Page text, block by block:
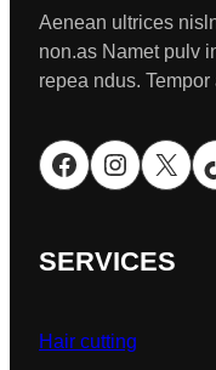
Aenean ultrices
non.as Namet pulv
repea ndus. Tempor
Facebook Instagram X TikTok
SERVICES
Hair cutting